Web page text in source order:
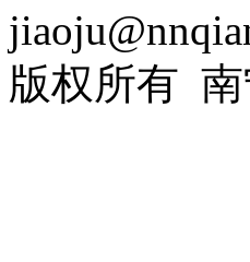
版权所有